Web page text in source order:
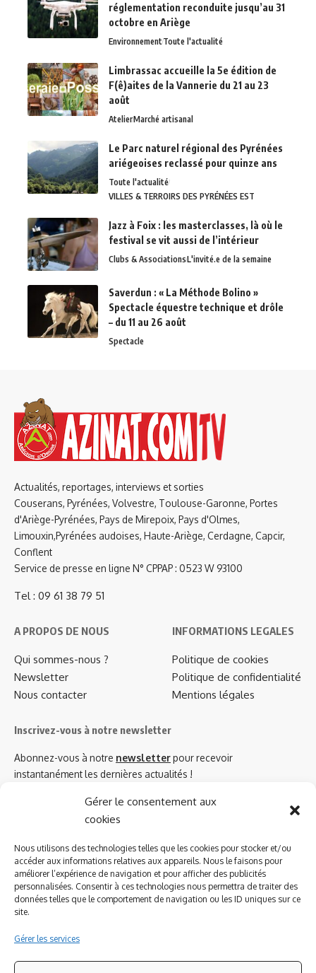
Gérer le consentement aux
cookies
Nous utilisons des technologies telles que les cookies pour stocker et/ou
accéder aux informations relatives aux appareils. Nous le faisons pour
améliorer l’expérience de navigation et pour afficher des publicités
personnalisées. Consentir à ces technologies nous permettra de traiter des
données telles que le comportement de navigation ou les ID uniques sur ce
site.
Gérer les services
réglementation reconduite jusqu’au 31
octobre en Ariège
EnvironnementToute l'actualité
Limbrassac accueille la 5e édition de
F(ê)aites de la Vannerie du 21 au 23
août
AtelierMarché artisanal
Le Parc naturel régional des Pyrénées
ariégeoises reclassé pour quinze ans
Toute l'actualité
VILLES & TERROIRS DES PYRÉNÉES EST
Jazz à Foix : les masterclasses, là où le
festival se vit aussi de l’intérieur
Clubs & AssociationsL'invité.e de la semaine
Saverdun : « La Méthode Bolino »
Spectacle équestre technique et drôle
– du 11 au 26 août
Spectacle
Actualités, reportages, interviews et sorties
Couserans, Pyrénées, Volvestre, Toulouse-Garonne, Portes
d'Ariège-Pyrénées, Pays de Mirepoix, Pays d'Olmes,
Limouxin,Pyrénées audoises, Haute-Ariège, Cerdagne, Capcir,
Conflent
Service de presse en ligne N° CPPAP : 0523 W 93100
Tel : 09 61 38 79 51
A PROPOS DE NOUS
Qui sommes-nous ?
Newsletter
Nous contacter
INFORMATIONS LEGALES
Politique de cookies
Politique de confidentialité
Mentions légales
Inscrivez-vous à notre newsletter
Abonnez-vous à notre newsletterpour recevoir
instantanément les dernières actualités !
Azinat.com TV soutient